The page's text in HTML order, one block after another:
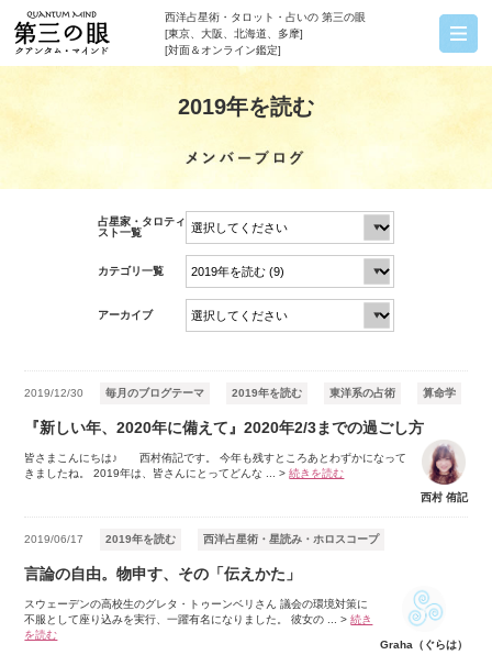
西洋占星術・タロット・占いの 第三の眼
[東京、大阪、北海道、多摩]
[対面＆オンライン鑑定]
2019年を読む
占星家・タロティ
スト一覧
カテゴリ一覧
アーカイブ
2019/12/30 毎月のブログテーマ 2019年を読む 東洋系の占術 算命学
『新しい年、2020年に備えて』2020年2/3までの過ごし方
皆さまこんにちは♪ 西村侑記です。 今年も残すところあとわずかになって
きましたね。 2019年は、皆さんにとってどんな ...> 続きを読む
西村 侑記
2019/06/17 2019年を読む 西洋占星術・星読み・ホロスコープ
言論の自由。物申す、その「伝えかた」
スウェーデンの高校生のグレタ・トゥーンベリさん 議会の環境対策に
不服として座り込みを実行、一躍有名になりました。 彼女の ...> 続き
を読む
Graha（ぐらは）